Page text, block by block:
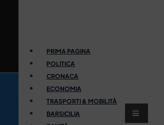
PRIMA PAGINA
POLITICA
CRONACA
ECONOMIA
TRASPORTI & MOBILITÀ
BARSICILIA